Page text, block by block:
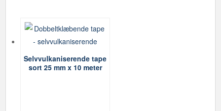
Selvvulkaniserende tape
sort 25 mm x 10 meter